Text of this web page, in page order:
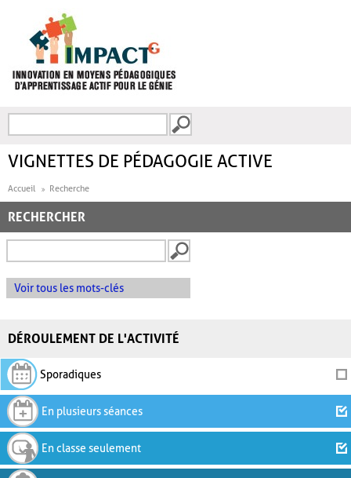
FORMULAIRE DE
VIGNETTES DE PÉDAGOGIE ACTIVE
Accueil Recherche
RECHERCHER
Voir tous les mots-clés
DÉROULEMENT DE L'ACTIVITÉ
Sporadiques
En plusieurs séances
En classe seulement